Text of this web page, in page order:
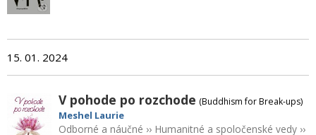
15. 01. 2024
V pohode po rozchode (Buddhism for Break-ups)
Meshel Laurie
Odborné a náučné ›› Humanitné a spoločenské vedy››